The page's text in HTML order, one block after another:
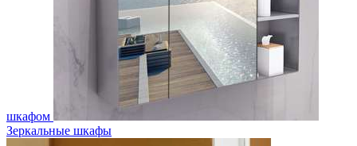
шкафом
Зеркальные шкафы